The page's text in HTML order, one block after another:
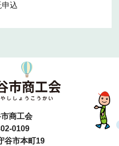
商工会
0109
谷市本町19